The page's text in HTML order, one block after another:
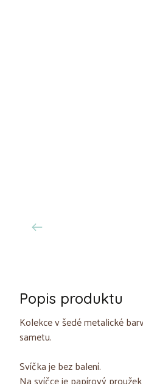
Popis produktu
Kolekce v šedé metalické
sametu.
Svíčka je bez balení.